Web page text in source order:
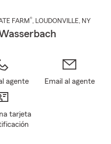
FARM®, LOUDONVILLE, NY
agente Email al agente
tarjeta